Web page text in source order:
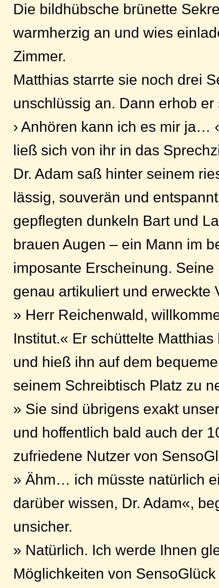
Die bildhübsche brünette
warmherzig an und wies
Zimmer.
Matthias starrte sie noch drei
unschlüssig an. Dann erhob er
› Anhören kann ich es mir ja…
ließ sich von ihr in das
Dr. Adam saß hinter seinem
lässig, souverän und
gepflegten dunkeln Bart und
brauen Augen – ein Mann im
imposante Erscheinung.
genau artikuliert und erweckte
» Herr Reichenwald,
Institut.« Er schüttelte
und hieß ihn auf dem
seinem Schreibtisch Platz zu
» Sie sind übrigens exakt
und hoffentlich bald auch der
zufriedene Nutzer von
» Ähm… ich müsste natürlich
darüber wissen, Dr. Adam«,
unsicher.
» Natürlich. Ich werde Ihnen
Möglichkeiten von